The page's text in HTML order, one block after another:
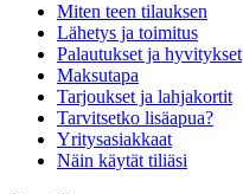
Miten teen tilauksen
Lähetys ja toimitus
Palautukset ja hyvitykset
Maksutapa
Tarjoukset ja lahjakortit
Tarvitsetko lisäapua?
Yritysasiakkaat
Näin käytät tiliäsi